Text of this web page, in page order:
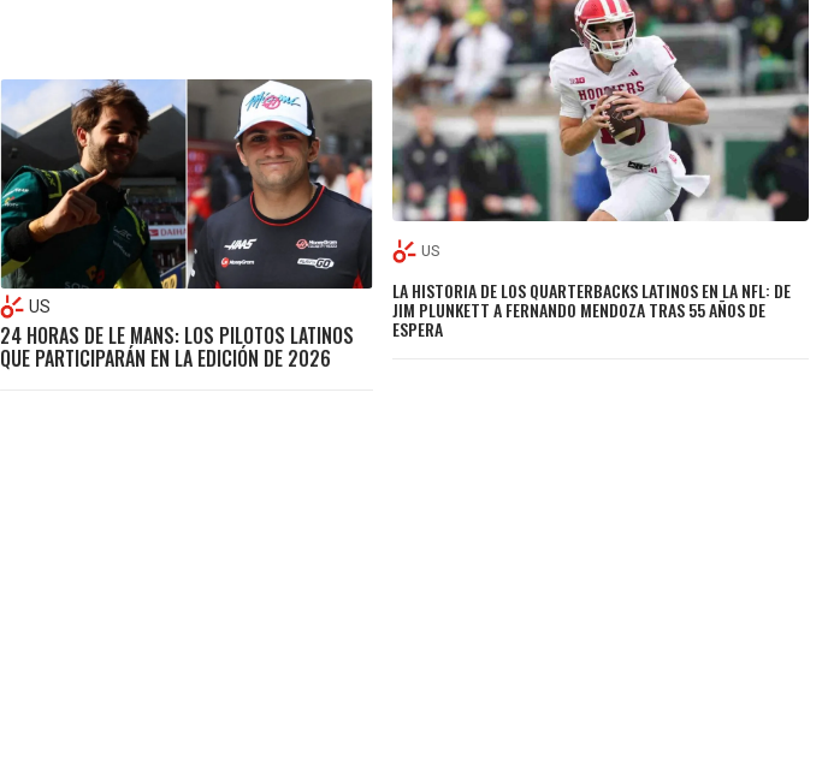
US
24 HORAS DE LE MANS: LOS PILOTOS LATINOS
QUE PARTICIPARÁN EN LA EDICIÓN DE 2026
US
LA HISTORIA DE LOS QUARTERBACKS LATINOS EN LA NFL: DE
JIM PLUNKETT A FERNANDO MENDOZA TRAS 55 AÑOS DE
ESPERA